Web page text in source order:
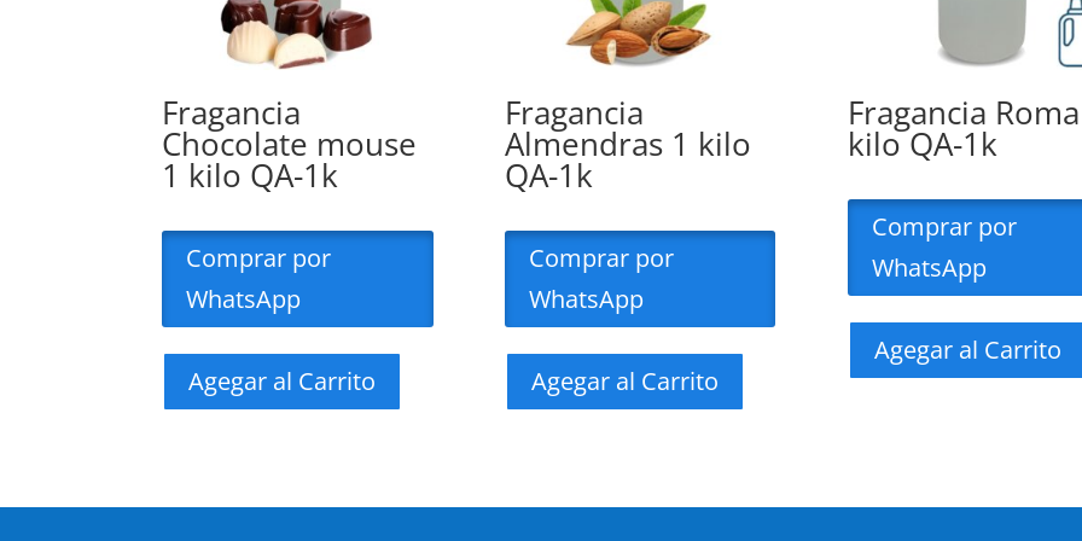
Fragancia
Chocolate mouse
1 kilo QA-1k
Comprar por
WhatsApp
Agegar al Carrito
Fragancia
Almendras 1 kilo
QA-1k
Comprar por
WhatsApp
Agegar al Carrito
Fragancia
kilo QA-1k
Comprar por
WhatsApp
Agegar al Carrito